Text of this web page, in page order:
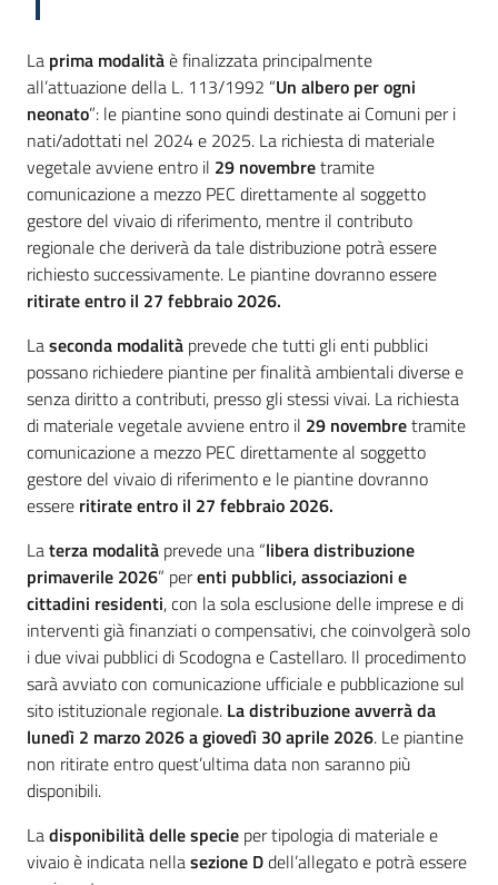
La prima modalitàè finalizzata principalmente
all’attuazione della L. 113/1992 “Un albero per ogni
neonato”: le piantine sono quindi destinate ai Comuni per i
nati/adottati nel 2024 e 2025. La richiesta di materiale
vegetale avviene entro il 29 novembretramite
comunicazione a mezzo PEC direttamente al soggetto
gestore del vivaio di riferimento, mentre il contributo
regionale che deriverà da tale distribuzione potrà essere
richiesto successivamente. Le piantine dovranno essere
ritirate entro il 27 febbraio 2026.
Laseconda modalità prevede che tutti gli enti pubblici
possano richiedere piantine per finalità ambientali diverse e
senza diritto a contributi, presso gli stessi vivai. La richiesta
di materiale vegetale avviene entro il 29 novembretramite
comunicazione a mezzo PEC direttamente al soggetto
gestore del vivaio di riferimento e le piantine dovranno
essere ritirate entro il 27 febbraio 2026.
Laterza modalità prevede una “libera distribuzione
primaverile 2026” perenti pubblici, associazioni e
cittadini residenti, con la sola esclusione delle imprese e di
interventi già finanziati o compensativi, che coinvolgerà solo
i due vivai pubblici di Scodogna e Castellaro. Il procedimento
sarà avviato con comunicazione ufficiale e pubblicazione sul
sito istituzionale regionale. La distribuzione avverrà da
lunedì 2 marzo 2026 a giovedì 30 aprile 2026. Le piantine
non ritirate entro quest’ultima data non saranno più
disponibili.
Ladisponibilità delle specie per tipologia di materiale e
vivaio è indicata nellasezione Ddell’allegato e potrà essere